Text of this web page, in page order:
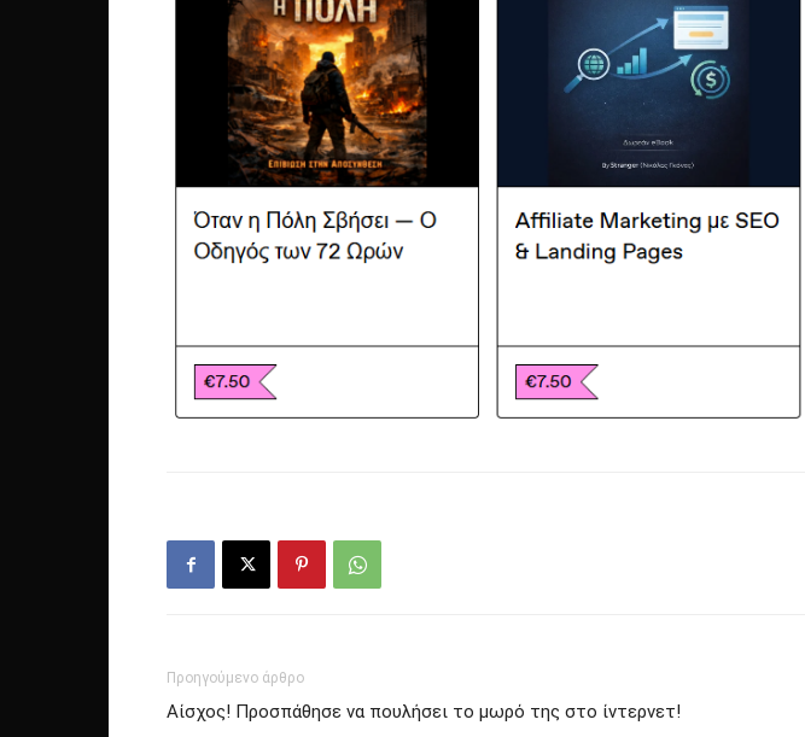
Προηγούμενο άρθρο
Αίσχος! Προσπάθησε να πουλήσει το μωρό της στο ίντερνετ!